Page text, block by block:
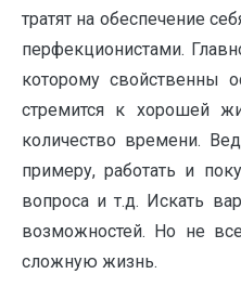
тратят на обеспечение
перфекционистами.
которому свойственны
стремится к хорошей
количество времени.
примеру, работать и
вопроса и т.д. Искать
возможностей. Но не
сложную жизнь.